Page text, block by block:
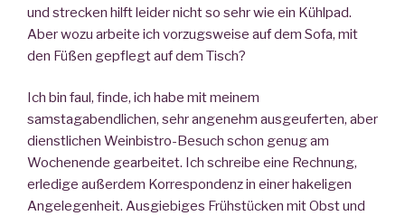
und strecken hilft leider nicht so sehr wie ein Kühlpad.
Aber wozu arbeite ich vorzugsweise auf dem Sofa, mit
den Füßen gepflegt auf dem Tisch?
Ich bin faul, finde, ich habe mit meinem
samstagabendlichen, sehr angenehm ausgeuferten, aber
dienstlichen Weinbistro-Besuch schon genug am
Wochenende gearbeitet. Ich schreibe eine Rechnung,
erledige außerdem Korrespondenz in einer hakeligen
Angelegenheit. Ausgiebiges Frühstücken mit Obst und